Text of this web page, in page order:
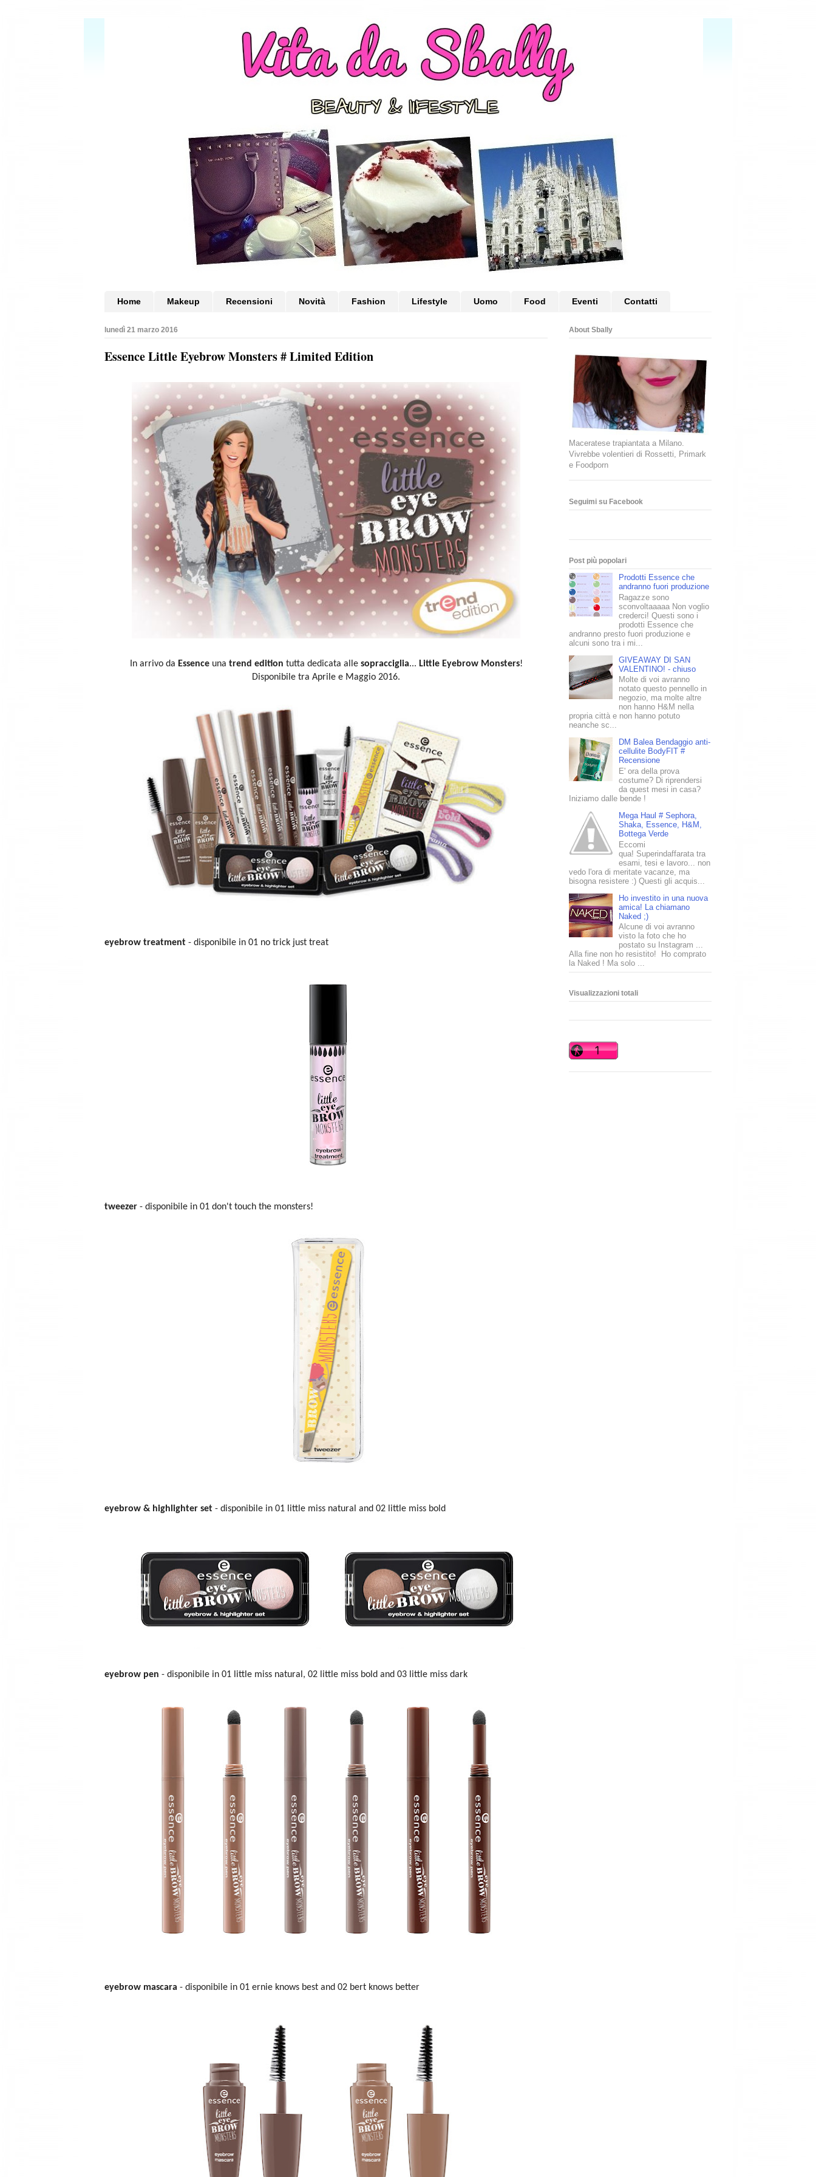
Home Makeup Recensioni Novità Fashion Lifestyle Uomo Food Eventi Contatti
lunedì 21 marzo 2016
Essence Little Eyebrow Monsters # Limited Edition
In arrivo da Essence una trend edition tutta dedicata alle sopracciglia... Little Eyebrow Monsters!
Disponibile tra Aprile e Maggio 2016.
eyebrow treatment - disponibile in 01 no trick just treat
tweezer - disponibile in 01 don't touch the monsters!
eyebrow & highlighter set - disponibile in 01 little miss natural and 02 little miss bold
eyebrow pen - disponibile in 01 little miss natural, 02 little miss bold and 03 little miss dark
eyebrow mascara - disponibile in 01 ernie knows best and 02 bert knows better
About Sbally
Maceratese trapiantata a Milano.
Vivrebbe volentieri di Rossetti, Primark
e Foodporn
Seguimi su Facebook
Post più popolari
Prodotti Essence che
andranno fuori produzione
Ragazze sono
sconvoltaaaaa Non voglio
crederci! Questi sono i
prodotti Essence che
andranno presto fuori produzione e
alcuni sono tra i mi...
GIVEAWAY DI SAN
VALENTINO! - chiuso
Molte di voi avranno
notato questo pennello in
negozio, ma molte altre
non hanno H&M nella
propria città e non hanno potuto
neanche sc...
DM Balea Bendaggio anti-
cellulite BodyFIT #
Recensione
E' ora della prova
costume? Di riprendersi
da quest mesi in casa?
Iniziamo dalle bende !
Mega Haul # Sephora,
Shaka, Essence, H&M,
Bottega Verde
Eccomi
qua! Superindaffarata tra
esami, tesi e lavoro... non
vedo l'ora di meritate vacanze, ma
bisogna resistere :) Questi gli acquis...
Ho investito in una nuova
amica! La chiamano
Naked ;)
Alcune di voi avranno
visto la foto che ho
postato su Instagram ...
Alla fine non ho resistito! Ho comprato
la Naked ! Ma solo ...
Visualizzazioni totali